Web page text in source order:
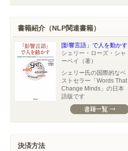
書籍紹介（NLP関連書籍）
[影響言語」で人を動かす
シェリー・ローズ・シャ
ーベイ（著）
シェリー氏の国際的なベ
ストセラー「Words That
Change Minds」の日本
語版です
決済方法